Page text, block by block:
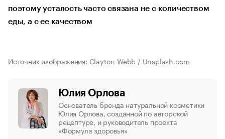
поэтому усталость часто связана не с количеством
еды, а с ее качеством
Источник изображения: Clayton Webb / Unsplash.com
Юлия Орлова
Основатель бренда натуральной косметики
Юлия Орлова, созданной по авторской
рецептуре, и руководитель проекта
«Формула здоровья»